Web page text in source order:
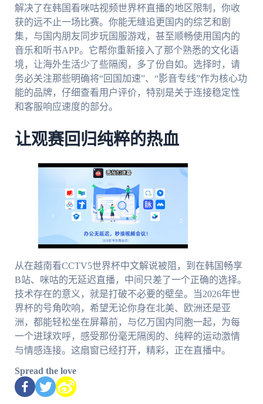
解决了在韩国看咪咕视频世界杯直播的地区限制，你收
获的远不止一场比赛。你能无缝追更国内的综艺和剧
集，与国内朋友同步玩国服游戏，甚至顺畅使用国内的
音乐和听书APP。它帮你重新接入了那个熟悉的文化语
境，让海外生活少了些隔阂，多了份自如。选择时，请
务必关注那些明确将“回国加速”、“影音专线”作为核心功
能的品牌，仔细查看用户评价，特别是关于连接稳定性
和客服响应速度的部分。
让观赛回归纯粹的热血
从在越南看CCTV5世界杯中文解说被阻，到在韩国畅享
B站、咪咕的无延迟直播，中间只差了一个正确的选择。
技术存在的意义，就是打破不必要的壁垒。当2026年世
界杯的号角吹响，希望无论你身在北美、欧洲还是亚
洲，都能轻松坐在屏幕前，与亿万国内同胞一起，为每
一个进球欢呼，感受那份毫无隔阂的、纯粹的运动激情
与情感连接。这扇窗已经打开，精彩，正在直播中。
Spread the love